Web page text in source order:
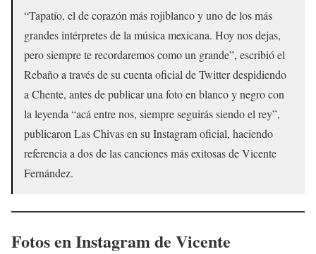
“Tapatío, el de corazón más rojiblanco y uno de los más
grandes intérpretes de la música mexicana. Hoy nos dejas,
pero siempre te recordaremos como un grande”, escribió el
Rebaño a través de su cuenta oficial de Twitter despidiendo
a Chente, antes de publicar una foto en blanco y negro con
la leyenda “acá entre nos, siempre seguirás siendo el rey”,
publicaron Las Chivas en su Instagram oficial, haciendo
referencia a dos de las canciones más exitosas de Vicente
Fernández.
Fotos en Instagram de Vicente